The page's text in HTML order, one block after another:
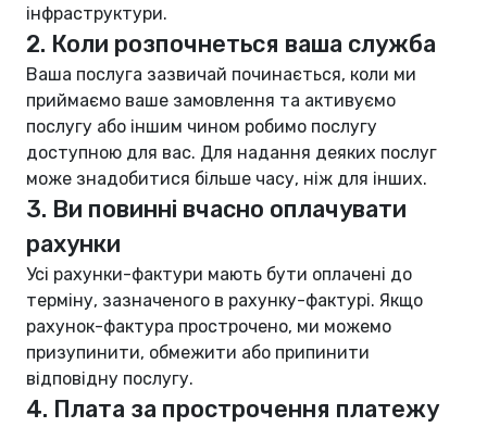
інфраструктури.
2. Коли розпочнеться ваша служба
Ваша послуга зазвичай починається, коли ми
приймаємо ваше замовлення та активуємо
послугу або іншим чином робимо послугу
доступною для вас. Для надання деяких послуг
може знадобитися більше часу, ніж для інших.
3. Ви повинні вчасно оплачувати
рахунки
Усі рахунки-фактури мають бути оплачені до
терміну, зазначеного в рахунку-фактурі. Якщо
рахунок-фактура прострочено, ми можемо
призупинити, обмежити або припинити
відповідну послугу.
4. Плата за прострочення платежу